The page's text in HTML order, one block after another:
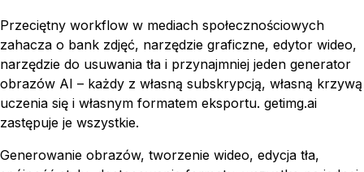
Przeciętny workflow w mediach społecznościowych
zahacza o bank zdjęć, narzędzie graficzne, edytor wideo,
narzędzie do usuwania tła i przynajmniej jeden generator
obrazów AI – każdy z własną subskrypcją, własną krzywą
uczenia się i własnym formatem eksportu. getimg.ai
zastępuje je wszystkie.
Generowanie obrazów, tworzenie wideo, edycja tła,